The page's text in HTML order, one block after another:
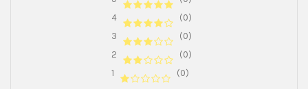
4
(0)
3
(0)
2
(0)
1
(0)